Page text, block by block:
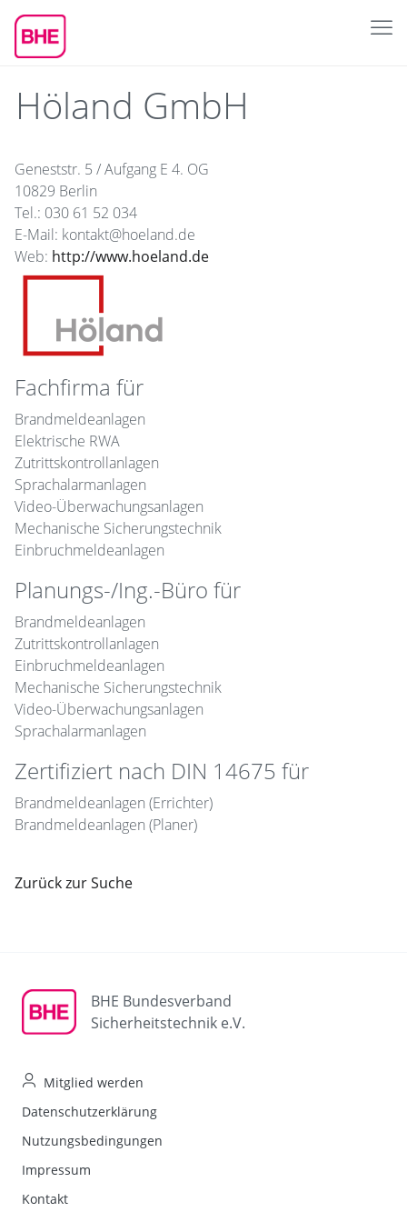
Höland GmbH
Geneststr. 5 / Aufgang E 4. OG
10829 Berlin
Tel.: 030 61 52 034
E-Mail: kontakt@hoeland.de
Web: http://www.hoeland.de
Fachfirma für
Brandmeldeanlagen
Elektrische RWA
Zutrittskontrollanlagen
Sprachalarmanlagen
Video-Überwachungsanlagen
Mechanische Sicherungstechnik
Einbruchmeldeanlagen
Planungs-/Ing.-Büro für
Brandmeldeanlagen
Zutrittskontrollanlagen
Einbruchmeldeanlagen
Mechanische Sicherungstechnik
Video-Überwachungsanlagen
Sprachalarmanlagen
Zertifiziert nach DIN 14675 für
Brandmeldeanlagen (Errichter)
Brandmeldeanlagen (Planer)
Zurück zur Suche
BHE Bundesverband
Sicherheitstechnik e.V.
Mitglied werden
Datenschutzerklärung
Nutzungsbedingungen
Impressum
Kontakt